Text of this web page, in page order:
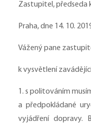
Zastupitel, předseda
Praha, dne 14. 10.
Vážený pane
k vysvětlení
1. s politováním
a předpokládané
vyjádření dopravy.